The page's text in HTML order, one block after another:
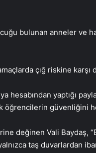
bulunan anneler ve
çığ riskine
hesabından yaptığı
öğrencilerin güvenliğini
değinen Vali Baydaş,
taş duvarlardan